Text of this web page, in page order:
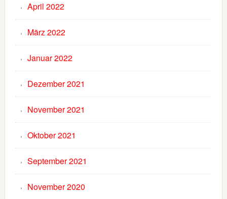
April 2022
März 2022
Januar 2022
Dezember 2021
November 2021
Oktober 2021
September 2021
November 2020